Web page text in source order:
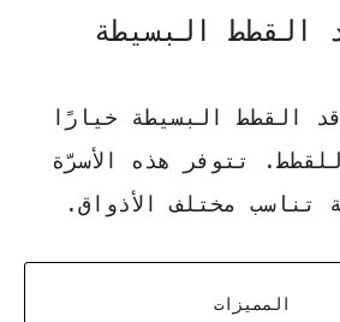
القطط البسيطة
القطط البسيطة خيارًا
تتوفر هذه الأسرّة
تناسب مختلف الأذواق.
المميزات